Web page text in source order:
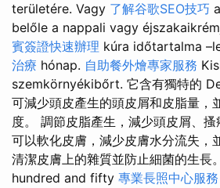
területére. Vagy 了解谷歌SEO技巧
belőle a nappali vagy
賓簽證快速辦理 kúra időtartalma
治療 hónap. 自助餐外燴專家服務
szemkörnyékibőrt. 它含有獨特的
可減少頭皮產生的頭皮屑和皮脂量，
度。 調節皮脂產生，減少頭皮屑、
可以軟化皮膚，減少皮膚水分流失，
清潔皮膚上的雜質並防止細菌的生長
hundred and fifty 專業長照中心服務